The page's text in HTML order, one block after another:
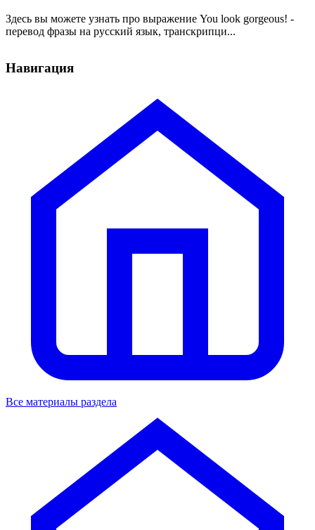
Здесь вы можете узнать про выражение You look gorgeous! -
перевод фразы на русский язык, транскрипци...
Навигация
Все материалы раздела